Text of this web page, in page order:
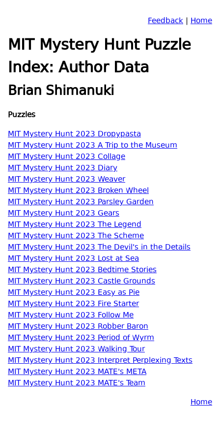
Feedback | Home
MIT Mystery Hunt Puzzle
Index: Author Data
Brian Shimanuki
Puzzles
MIT Mystery Hunt 2023 Dropypasta
MIT Mystery Hunt 2023 A Trip to the Museum
MIT Mystery Hunt 2023 Collage
MIT Mystery Hunt 2023 Diary
MIT Mystery Hunt 2023 Weaver
MIT Mystery Hunt 2023 Broken Wheel
MIT Mystery Hunt 2023 Parsley Garden
MIT Mystery Hunt 2023 Gears
MIT Mystery Hunt 2023 The Legend
MIT Mystery Hunt 2023 The Scheme
MIT Mystery Hunt 2023 The Devil's in the Details
MIT Mystery Hunt 2023 Lost at Sea
MIT Mystery Hunt 2023 Bedtime Stories
MIT Mystery Hunt 2023 Castle Grounds
MIT Mystery Hunt 2023 Easy as Pie
MIT Mystery Hunt 2023 Fire Starter
MIT Mystery Hunt 2023 Follow Me
MIT Mystery Hunt 2023 Robber Baron
MIT Mystery Hunt 2023 Period of Wyrm
MIT Mystery Hunt 2023 Walking Tour
MIT Mystery Hunt 2023 Interpret Perplexing Texts
MIT Mystery Hunt 2023 MATE's META
MIT Mystery Hunt 2023 MATE's Team
Home